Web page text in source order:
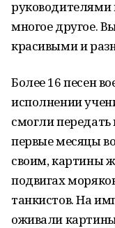
многое другое.
красивыми и
Более 16 песен
исполнении
смогли передать
первые месяцы
своим, картины
подвигах
танкистов. На
оживали